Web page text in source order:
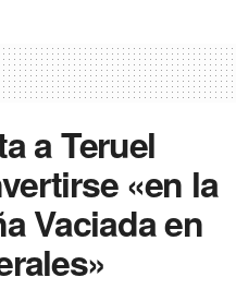
a Teruel
«en la
Vaciada en